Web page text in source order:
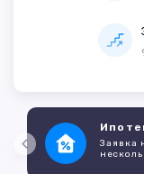
Заявка